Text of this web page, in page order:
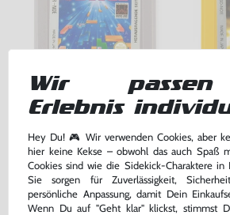
Tetris
nur34,99 €
Warenkorb
nur
Wir
Erlebnis
Hey Du! 🎮 Wir verwenden Cookies, aber
hier keine Kekse – obwohl das auch Spaß
Cookies sind wie die Sidekick-Charaktere in
Sie sorgen für Zuverlässigkeit,
persönliche Anpassung, damit Dein
Wenn Du auf "Geht klar" klickst, stimmst